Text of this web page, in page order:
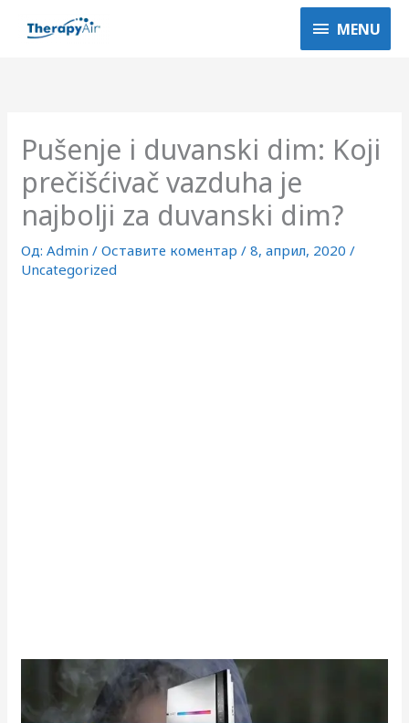
MENU
MENU
Pušenje i duvanski dim: Koji
prečišćivač vazduha je
najbolji za duvanski dim?
Од: Admin/Оставите коментар /8, април, 2020/
Uncategorized